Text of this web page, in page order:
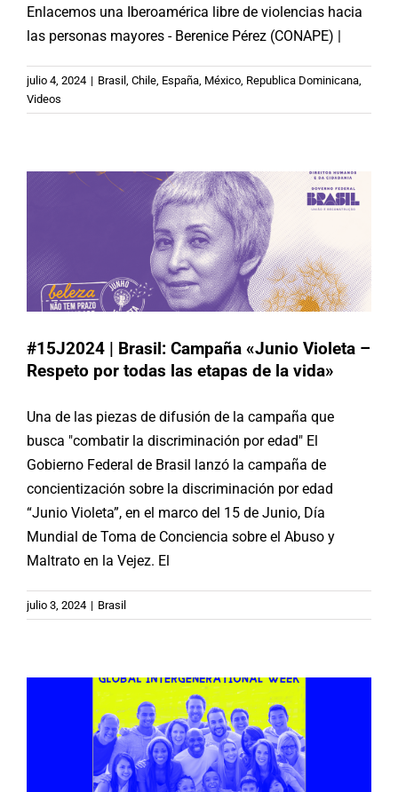
Enlacemos una Iberoamérica libre de violencias hacia
las personas mayores - Berenice Pérez (CONAPE) |
julio 4, 2024 | Brasil Chile España México Republica Dominicana
Videos#15J2024 | Brasil: Campaña «Junio ​​
Violeta – Respeto por todas las
#15J2024 | Brasil: Campaña «Junio ​​Violeta –
Respeto por todas las etapas de la vida»
Una de las piezas de difusión de la campaña que
busca "combatir la discriminación por edad" El
Gobierno Federal de Brasil lanzó la campaña de
concientización sobre la discriminación por edad
“Junio ​​Violeta”, en el marco del 15 de Junio, Día
Mundial de Toma de Conciencia sobre el Abuso y
Maltrato en la Vejez. El
julio 3, 2024 | Brasil
ONU-OMS: Campaña Mundial